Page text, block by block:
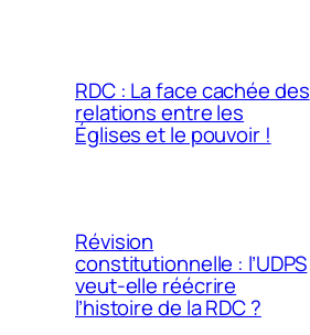
RDC : La face cachée des
relations entre les
Églises et le pouvoir !
Révision
constitutionnelle : l’UDPS
veut-elle réécrire
l’histoire de la RDC ?